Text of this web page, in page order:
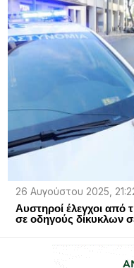
26 Αυγούστου 2025,
Αυστηροί έλεγχοι από
σε οδηγούς δίκυκλων